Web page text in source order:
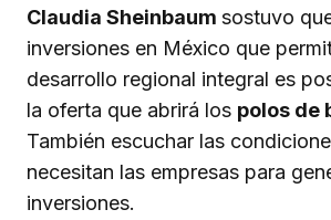
Claudia Sheinbaum sostuvo
inversiones en México que
desarrollo regional integral es
la oferta que abrirá los polos de
También escuchar las
necesitan las empresas para
inversiones.